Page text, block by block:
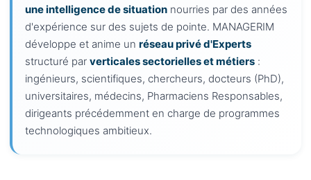
une intelligence de situation nourries par des années
d'expérience sur des sujets de pointe. MANAGERIM
développe et anime un réseau privé d'Experts
structuré par verticales sectorielles et métiers :
ingénieurs, scientifiques, chercheurs, docteurs (PhD),
universitaires, médecins, Pharmaciens Responsables,
dirigeants précédemment en charge de programmes
technologiques ambitieux.